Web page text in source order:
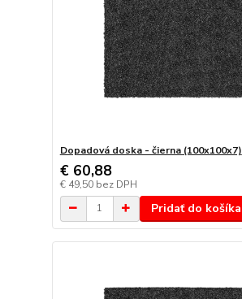
Dopadová doska - čierna (100x100x7)
€ 60,88
€ 49,50 bez DPH
Pridať do košíka